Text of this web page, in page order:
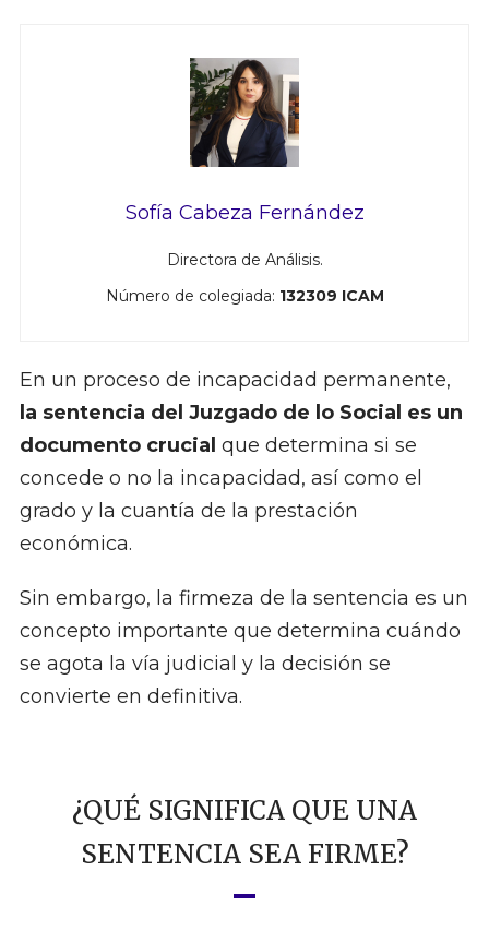
Sofía Cabeza Fernández
Directora de Análisis.
Número de colegiada: 132309 ICAM
En un proceso de incapacidad permanente,
la sentencia del Juzgado de lo Social es un
documento crucial que determina si se
concede o no la incapacidad, así como el
grado y la cuantía de la prestación
económica.
Sin embargo, la firmeza de la sentencia es un
concepto importante que determina cuándo
se agota la vía judicial y la decisión se
convierte en definitiva.
¿QUÉ SIGNIFICA QUE UNA
SENTENCIA SEA FIRME?